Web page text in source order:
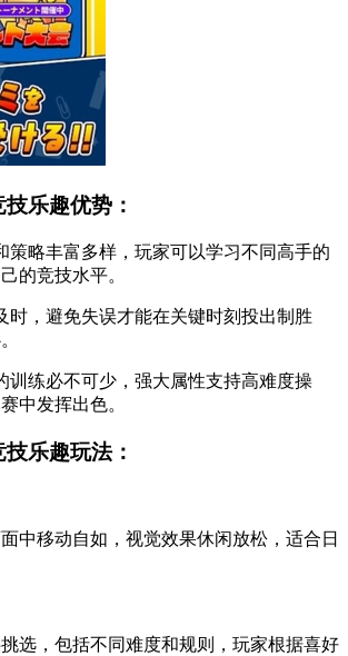
乐趣优势：
策略丰富多样，玩家可以学习不同高手的
的竞技水平。
时，避免失误才能在关键时刻投出制胜
训练必不可少，强大属性支持高难度操
中发挥出色。
乐趣玩法：
中移动自如，视觉效果休闲放松，适合日
选，包括不同难度和规则，玩家根据喜好